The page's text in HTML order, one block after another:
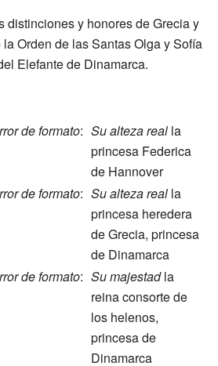
distinciones y honores de Grecia y
Orden de las Santas Olga y Sofía
Elefante de Dinamarca.
de formato: Su alteza real la
princesa Federica
de Hannover
de formato: Su alteza real la
princesa heredera
de Grecia, princesa
de Dinamarca
de formato: Su majestadla
reina consorte de
los helenos,
princesa de
Dinamarca